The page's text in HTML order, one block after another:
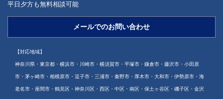
平日夕方も無料相談可能
メールでのお問い合わせ
【対応地域】
神奈川県・東京都・横浜市・川崎市・横須賀市・平塚市・鎌倉市・藤沢市・小田原
市・茅ヶ崎市・相模原市・逗子市・三浦市・秦野市・厚木市・大和市・伊勢原市・海
老名市・座間市・鶴見区・神奈川区・西区・中区・南区・保土ヶ谷区・磯子区・金沢